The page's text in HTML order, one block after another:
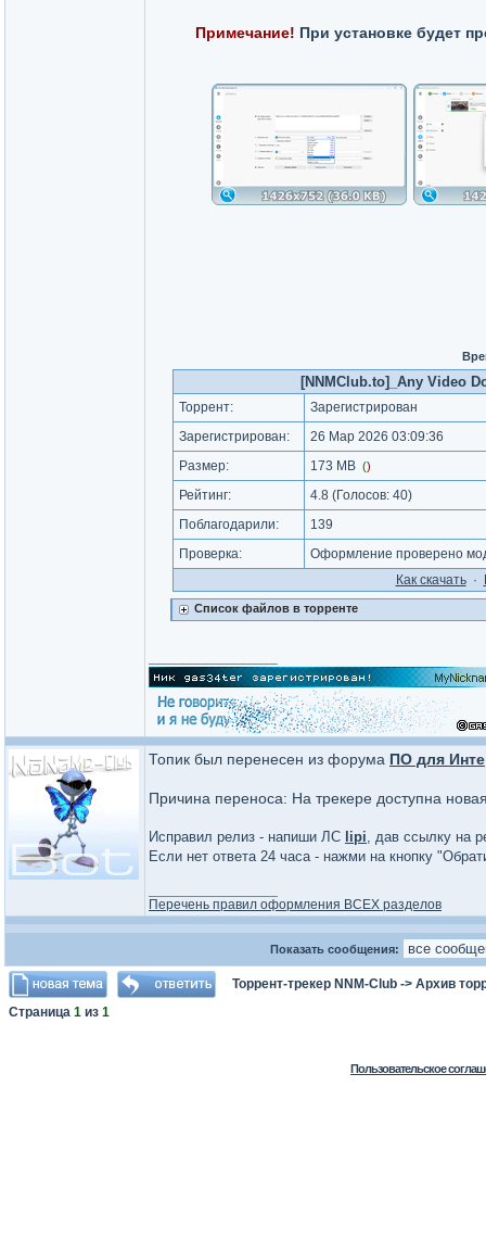
Примечание! При установке будет
[NNMClub.to]_Any Video
Торрент:
Зарегистрирован
Зарегистрирован:
26 Мар 2026 03:09:36
Размер:
173 MB ()
Рейтинг: 4.8 (Голосов: 40)
Поблагодарили:
139
Проверка:
Оформление проверено
Как cкачать·
Список файлов в торренте
Топик был перенесен из форума ПО для
Причина переноса: На трекере доступна
Исправил релиз - напиши ЛС lipi, дав ссылку на
Если нет ответа 24 часа - нажми на кнопку
Перечень правил оформления ВСЕХ разделов
Показать сообщения:
Торрент-трекер NNM-Club -> Архив
Страница 1 из 1
Пользовательское